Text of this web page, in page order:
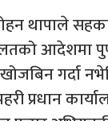
थापाले
आदेशमा
गर्दा
प्रधान